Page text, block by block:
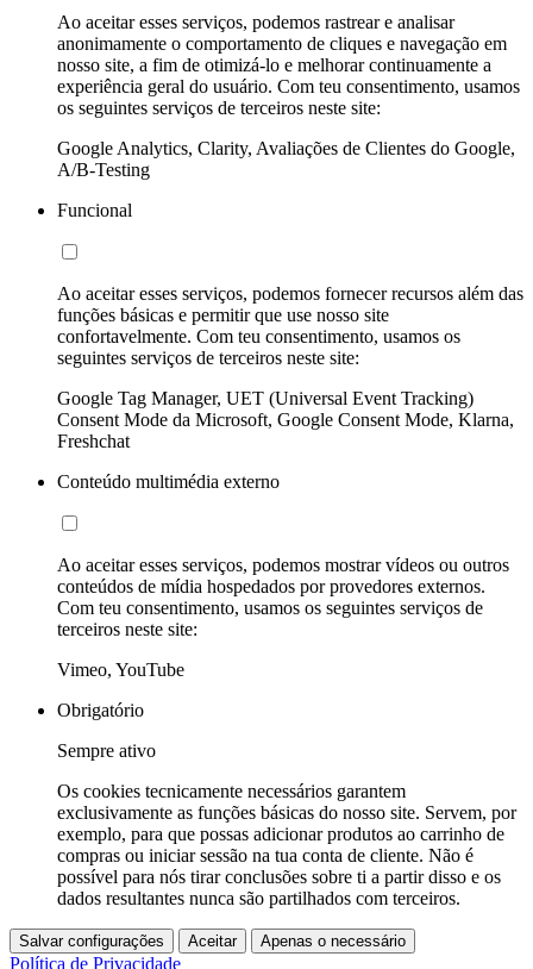
Ao aceitar esses serviços, podemos rastrear e analisar
anonimamente o comportamento de cliques e navegação em
nosso site, a fim de otimizá-lo e melhorar continuamente a
experiência geral do usuário. Com teu consentimento, usamos
os seguintes serviços de terceiros neste site:
Google Analytics, Clarity, Avaliações de Clientes do Google,
A/B-Testing
Funcional
Ao aceitar esses serviços, podemos fornecer recursos além das
funções básicas e permitir que use nosso site
confortavelmente. Com teu consentimento, usamos os
seguintes serviços de terceiros neste site:
Google Tag Manager, UET (Universal Event Tracking)
Consent Mode da Microsoft, Google Consent Mode, Klarna,
Freshchat
Conteúdo multimédia externo
Ao aceitar esses serviços, podemos mostrar vídeos ou outros
conteúdos de mídia hospedados por provedores externos.
Com teu consentimento, usamos os seguintes serviços de
terceiros neste site:
Vimeo, YouTube
Obrigatório
Sempre ativo
Os cookies tecnicamente necessários garantem
exclusivamente as funções básicas do nosso site. Servem, por
exemplo, para que possas adicionar produtos ao carrinho de
compras ou iniciar sessão na tua conta de cliente. Não é
possível para nós tirar conclusões sobre ti a partir disso e os
dados resultantes nunca são partilhados com terceiros.
Salvar configurações Aceitar Apenas o necessário
Política de Privacidade